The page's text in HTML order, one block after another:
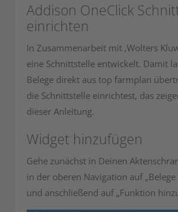
Addison OneClick
einrichten
In Zusammenarbeit mit ‚Wolters
eine Schnittstelle entwickelt. Damit
Belege direkt aus top farmplan
die Schnittstelle einrichtest, das
dieser Anleitung.
Widget hinzufügen
Gehe zunächst in Deinen
in der oberen Navigation auf
und anschließend auf „Funktion